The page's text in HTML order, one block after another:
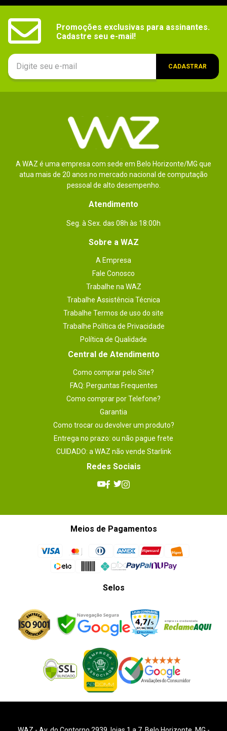
Promoções exclusivas para assinantes.
Cadastre seu e-mail!
CADASTRAR
A WAZ é uma empresa com sede em Belo Horizonte/MG que
atua mais de 20 anos no mercado nacional de computação
pessoal de alto desempenho.
Atendimento
Seg. à Sex. das 08h às 18:00h
Sobre a WAZ
A Empresa
Fale Conosco
Trabalhe na WAZ
Trabalhe Assistência Técnica
Trabalhe Termos de uso do site
Trabalhe Política de Privacidade
Política de Qualidade
Central de Atendimento
Como comprar pelo Site?
FAQ: Perguntas Frequentes
Como comprar por Telefone?
Garantia
Como trocar ou devolver um produto?
Entrega no prazo: ou não pague frete
CUIDADO: a WAZ não vende Starlink
Redes Sociais
Meios de Pagamentos
Selos